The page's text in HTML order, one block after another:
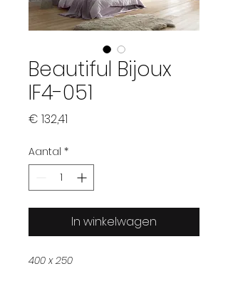
Beautiful Bijoux
IF4-051
€ 132,41
Aantal *
In winkelwagen
400 x 250